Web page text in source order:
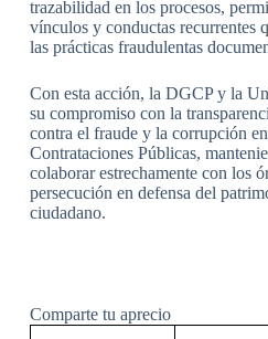
trazabilidad en los procesos,
vínculos y conductas recurrentes
las prácticas fraudulentas
Con esta acción, la DGCP y la
su compromiso con la
contra el fraude y la corrupción
Contrataciones Públicas,
colaborar estrechamente con los
persecución en defensa del
ciudadano.
Comparte tu aprecio